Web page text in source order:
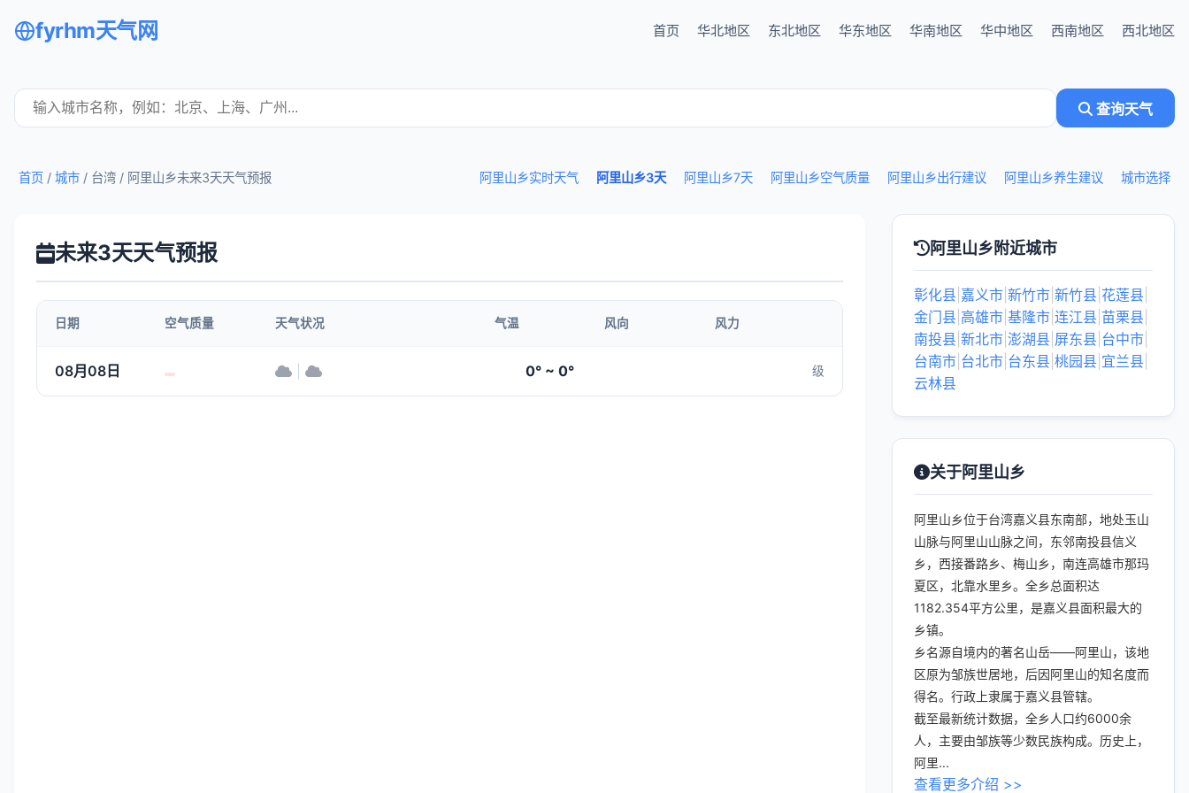
fyrhm天气网 首页 华北地区 东北地区 华东地区 华南地区 华中地区 西南地区 西北地区
查询天气
阿里山乡实时天气 阿里山乡3天 阿里山乡7天 阿里山乡空气质量 阿里山乡出行建议 阿里山乡养生建议 城市选择
首页 / 城市 / 台湾 / 阿里山乡未来3天天气预报
未来3天天气预报
日期 空气质量 天气状况 气温 风向 风力
08月08日 0° ~ 0° 级
阿里山乡附近城市
彰化县 嘉义市 新竹市 新竹县 花莲县
金门县 高雄市 基隆市 连江县 苗栗县
南投县 新北市 澎湖县 屏东县 台中市
台南市 台北市 台东县 桃园县 宜兰县
云林县
关于阿里山乡
阿里山乡位于台湾嘉义县东南部，地处玉山
山脉与阿里山山脉之间，东邻南投县信义
乡，西接番路乡、梅山乡，南连高雄市那玛
夏区，北靠水里乡。全乡总面积达
1182.354平方公里，是嘉义县面积最大的
乡镇。
乡名源自境内的著名山岳——阿里山，该地
区原为邹族世居地，后因阿里山的知名度而
得名。行政上隶属于嘉义县管辖。
截至最新统计数据，全乡人口约6000余
人，主要由邹族等少数民族构成。历史上，
阿里...
查看更多介绍 >>